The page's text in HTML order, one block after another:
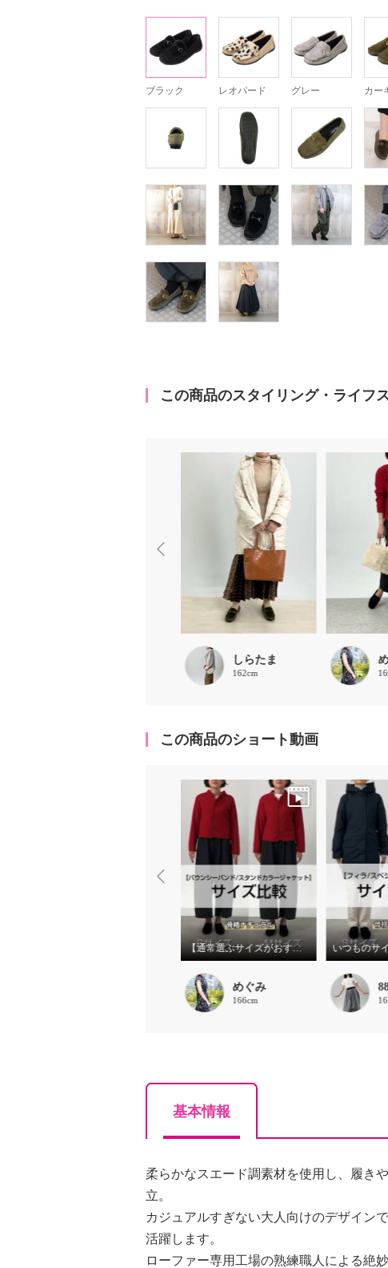
ブラック レオパード グレー カー
この商品のスタイリング・ライフ
しらたま
162cm
この商品のショート動画
【通常選ぶサイズがおすすめ】
めぐみ
166cm
いつものサ
基本情報
柔らかなスエード調素材を使用し、履き
立。
カジュアルすぎない大人向けのデザイン
活躍します。
ローファー専用工場の熟練職人による絶